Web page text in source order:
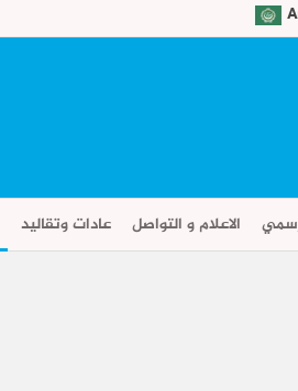
الاعلام و التواصل عادات وتقاليد